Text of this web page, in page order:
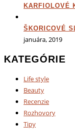
KARFIOLOVÉ
ŠKORICOVÉ
januára, 2019
KATEGÓRIE
Life style
Beauty
Recenzie
Rozhovory
Tipy